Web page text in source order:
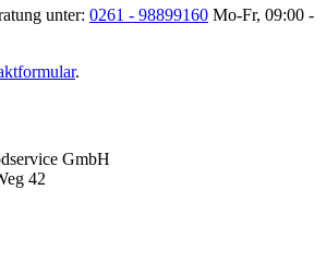
unter: 0261 - 98899160 Mo-Fr, 09:00 -
.
GmbH
42